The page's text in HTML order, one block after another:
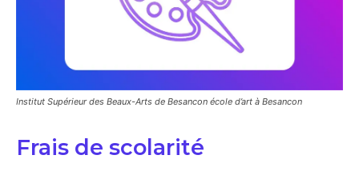
Institut Supérieur des Beaux-Arts de Besancon école d’art à Besancon
Frais de scolarité